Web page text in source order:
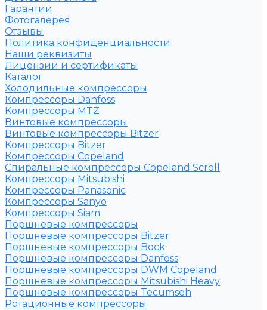
Гарантии
Фотогалерея
Отзывы
Политика конфиденциальности
Наши реквизиты
Лицензии и сертификаты
Каталог
Холодильные компрессоры
Компрессоры Danfoss
Компрессоры MTZ
Винтовые компрессоры
Винтовые компрессоры Bitzer
Компрессоры Bitzer
Компрессоры Copeland
Спиральные компрессоры Copeland Scroll
Компрессоры Mitsubishi
Компрессоры Panasonic
Компрессоры Sanyo
Компрессоры Siam
Поршневые компрессоры
Поршневые компрессоры Bitzer
Поршневые компрессоры Bock
Поршневые компрессоры Danfoss
Поршневые компрессоры DWM Copeland
Поршневые компрессоры Mitsubishi Heavy
Поршневые компрессоры Tecumseh
Ротационные компрессоры